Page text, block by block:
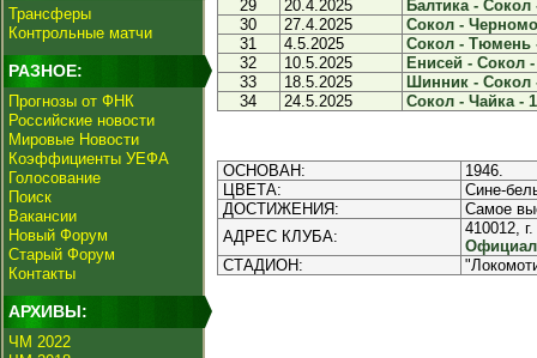
Трансферы
Контрольные матчи
РАЗНОЕ:
Прогнозы от ФНК
Российские новости
Мировые Новости
Коэффициенты УЕФА
Голосование
Поиск
Вакансии
Новый Форум
Старый Форум
Контакты
АРХИВЫ:
ЧМ 2022
29
20.4.2025
Балтика - Сокол
30
27.4.2025
Сокол -
31
4.5.2025
Сокол - Тюмень
32
10.5.2025
Енисей - Сокол -
33
18.5.2025
Шинник - Сокол
34
24.5.2025 Сокол - Чайка -
ОСНОВАН:
1946.
ЦВЕТА:
Сине-
ДОСТИЖЕНИЯ:
Самое
АДРЕС КЛУБА:
410012,
СТАДИОН: